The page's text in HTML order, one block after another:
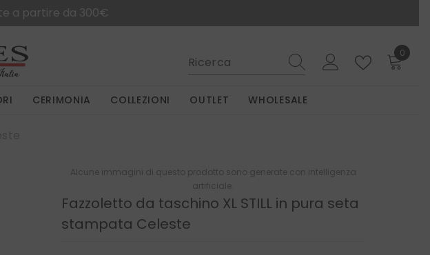
Italia per ordini superiori a 50€
0
0
CERIMONIA COLLEZIONI OUTLET WHOLESALE
Alcune immagini di questo prodotto sono generate con intelligenza
artificiale.
Fazzoletto da taschino XL STILL in pura seta
stampata Celeste